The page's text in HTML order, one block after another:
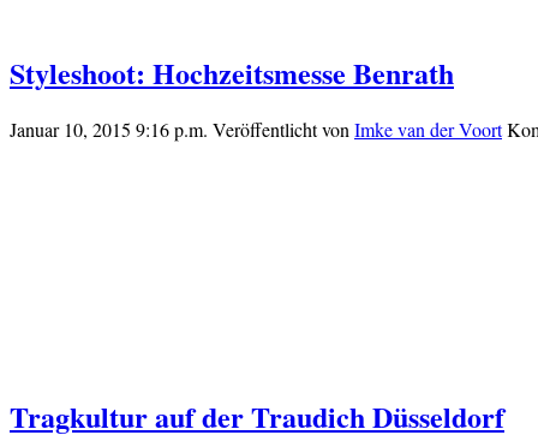
Styleshoot: Hochzeitsmesse Benrath
Januar 10, 2015 9:16 p.m. Veröffentlicht vonImke van der Voort
Tragkultur auf der Traudich Düsseldorf